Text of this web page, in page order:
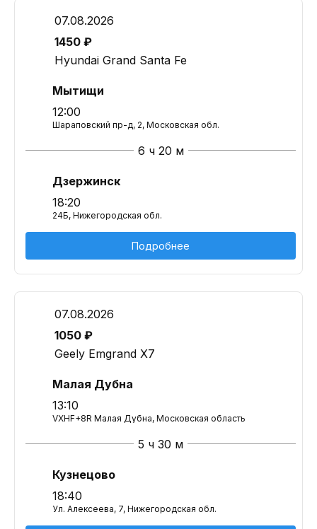
07.08.2026
1450 ₽
Hyundai Grand Santa Fe
Мытищи
12:00
Шараповский пр-д, 2, Московская обл.
6 ч 20 м
Дзержинск
18:20
24Б, Нижегородская обл.
Подробнее
07.08.2026
1050 ₽
Geely Emgrand X7
Малая Дубна
13:10
VXHF+8R Малая Дубна, Московская область
5 ч 30 м
Кузнецово
18:40
Ул. Алексеева, 7, Нижегородская обл.